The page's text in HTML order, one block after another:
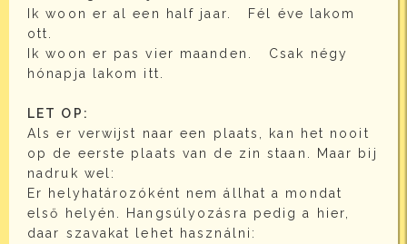
Ik woon er al een half jaar. Fél éve lakom
ott.
Ik woon er pas vier maanden. Csak négy
hónapja lakom itt.
LET OP:
Als er verwijst naar een plaats, kan het nooit
op de eerste plaats van de zin staan. Maar bij
nadruk wel:
Er helyhatározóként nem állhat a mondat
első helyén. Hangsúlyozásra pedig a hier,
daar szavakat lehet használni: